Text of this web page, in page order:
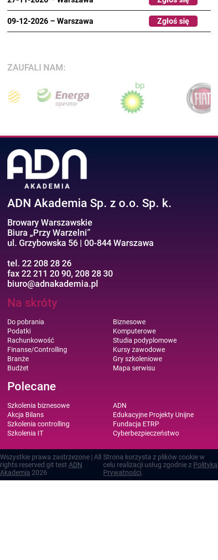
09-12-2026 – Warszawa Zgłoś się
ZAUFALI NAM:
ADN Akademia Sp. z o.o. Sp. k.
Browary Warszawskie
Biura „Przy Warzelni”
ul. Grzybowska 56 | 00-844 Warszawa
tel. 22 208 28 26
fax 22 211 20 90, 208 28 30
biuro@adnakademia.pl
Na skróty
Do pobrania
Podatki
Rachunkowość
Finanse/Controlling
Branże
Budżet
Biznesowe
Komputerowe
Studia podyplomowe
Kursy zawodowe
Gry szkoleniowe
Mapa serwisu
Polecane
Szkolenia biznesowe
Akcja Bilans
Szkolenia controlling
Szkolenia IT
ADN
Edukacyjne Projekty Unijne
Fundacja ETRP
Cyberbezpieczeństwo
Wszystkie prawa zastrzezone | All
rights reserved git test ADN
Akademia 2026
Strona korzysta z plików cookie w
celu realizacji usług zgodnie z Polityką
Prywatności.